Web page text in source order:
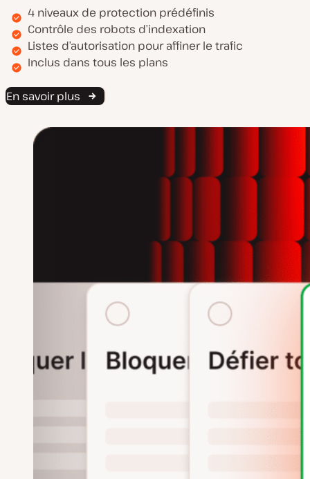
4 niveaux de protection prédéfinis
Contrôle des robots d’indexation
Listes d’autorisation pour affiner le trafic
Inclus dans tous les plans
En savoir plus